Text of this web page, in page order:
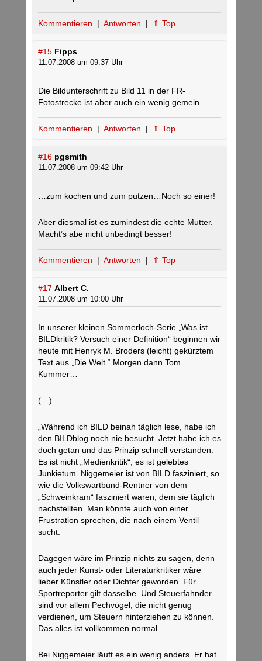
Kommentieren | Antworten | ⇑ Top
#15 Fipps
11.07.2008 um 09:37 Uhr
Die Bildunterschrift zu Bild 11 in der FR-
Fotostrecke ist aber auch ein wenig gemein…
Kommentieren | Antworten | ⇑ Top
#16 pgsmith
11.07.2008 um 09:42 Uhr
…zum kochen und zum putzen…Noch so einer!
Aber diesmal ist es zumindest die echte Mutter.
Macht’s abe nicht unbedingt besser!
Kommentieren | Antworten | ⇑ Top
#17 Albert C.
11.07.2008 um 10:00 Uhr
In unserer kleinen Sommerloch-Serie „Was ist
BILDkritik? Versuch einer Definition“ beginnen wir
heute mit Henryk M. Broders (leicht) gekürztem
Text aus „Die Welt.“ Morgen dann Tom
Kummer…
(…)
„Während ich BILD beinah täglich lese, habe ich
den BILDblog noch nie besucht. Jetzt habe ich es
doch getan und das Prinzip schnell verstanden.
Es ist nicht „Medienkritik“, es ist gelebtes
Junkietum. Niggemeier ist von BILD fasziniert, so
wie die Volkswartbund-Rentner von dem
„Schweinkram“ fasziniert waren, dem sie täglich
nachstellten. Man könnte auch von einer
Frustration sprechen, die nach einem Ventil
sucht.
Dagegen wäre im Prinzip nichts zu sagen, denn
auch jeder Kunst- oder Literaturkritiker wäre
lieber Künstler oder Dichter geworden. Für
Sportreporter gilt dasselbe. Und Steuerfahnder
sind vor allem Pechvögel, die nicht genug
verdienen, um Steuern hinterziehen zu können.
Das alles ist vollkommen normal.
Bei Niggemeier läuft es ein wenig anders. Er hat